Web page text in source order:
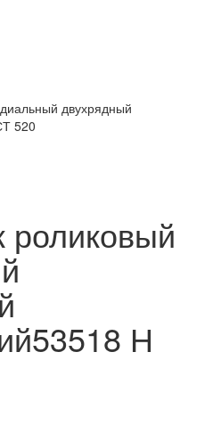
двухрядный
520
Н